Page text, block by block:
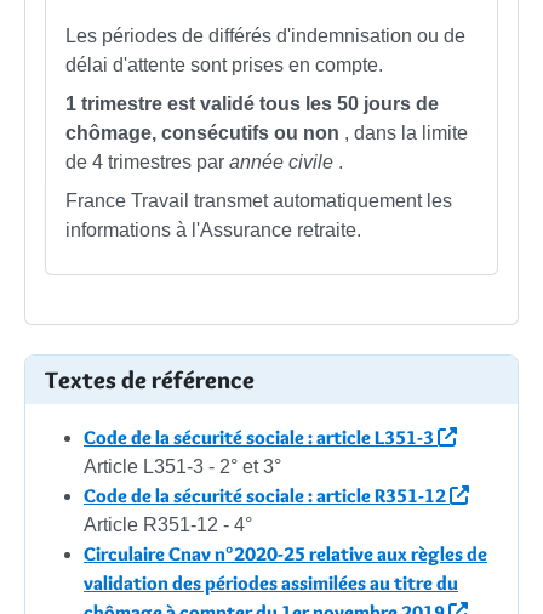
Les périodes de différés d'indemnisation ou de
délai d'attente sont prises en compte.
1 trimestre est validé tous les 50 jours de
chômage, consécutifs ou non , dans la limite
de 4 trimestres par année civile .
France Travail transmet automatiquement les
informations à l'Assurance retraite.
Textes de référence
Code de la sécurité sociale : article L351-3
Article L351-3 - 2° et 3°
Code de la sécurité sociale : article R351-12
Article R351-12 - 4°
Circulaire Cnav n°2020-25 relative aux règles de
validation des périodes assimilées au titre du